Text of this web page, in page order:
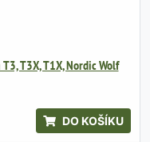
T3X, T1X, Nordic Wolf
DO KOŠÍKU